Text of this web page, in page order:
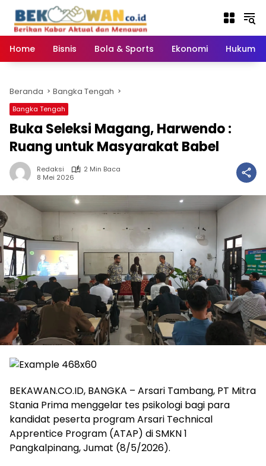
konten
Home
Bisnis Bola & Sports Ekonomi Hukum
Beranda Bangka Tengah
Bangka Tengah
‎Buka Seleksi Magang, Harwendo :
Ruang untuk Masyarakat Babel
Redaksi
2 Min Baca
8 Mei 2026
BEKAWAN.CO.ID, BANGKA – Arsari Tambang, PT Mitra
Stania Prima menggelar tes psikologi bagi para
kandidat peserta program Arsari Technical
Apprentice Program (ATAP) di SMKN 1
Pangkalpinang, Jumat (8/5/2026).